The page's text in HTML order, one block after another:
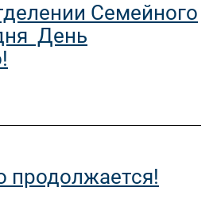
Семейного
День
продолжается!